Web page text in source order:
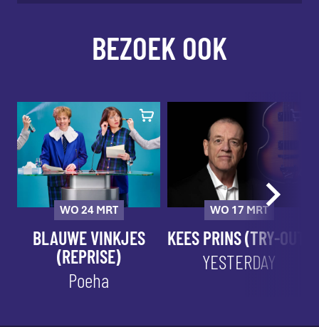
BEZOEK OOK
WO 24 MRT
BLAUWE VINKJES
(REPRISE)
Poeha
WO 17 MRT
KEES PRINS (TRY-OUT)
YESTERDAY